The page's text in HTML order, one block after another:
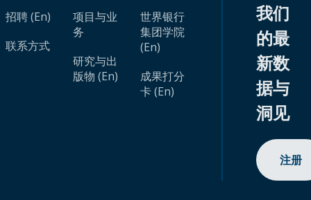
招聘 (En)
联系方式
项目与业
务
研究与出
版物 (En)
世界银行
集团学院
(En)
成果打分
卡 (En)
我们
的最
新数
据与
洞见
注册